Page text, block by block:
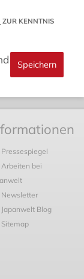
ZUR KENNTNIS
Pressespiegel
Arbeiten bei
Newsletter
Japanwelt Blog
Sitemap